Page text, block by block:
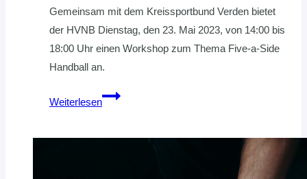
Gemeinsam mit dem Kreissportbund Verden bietet
der HVNB Dienstag, den 23. Mai 2023, von 14:00 bis
18:00 Uhr einen Workshop zum Thema Five-a-Side
Handball an.
Weiterlesen
FIVE-